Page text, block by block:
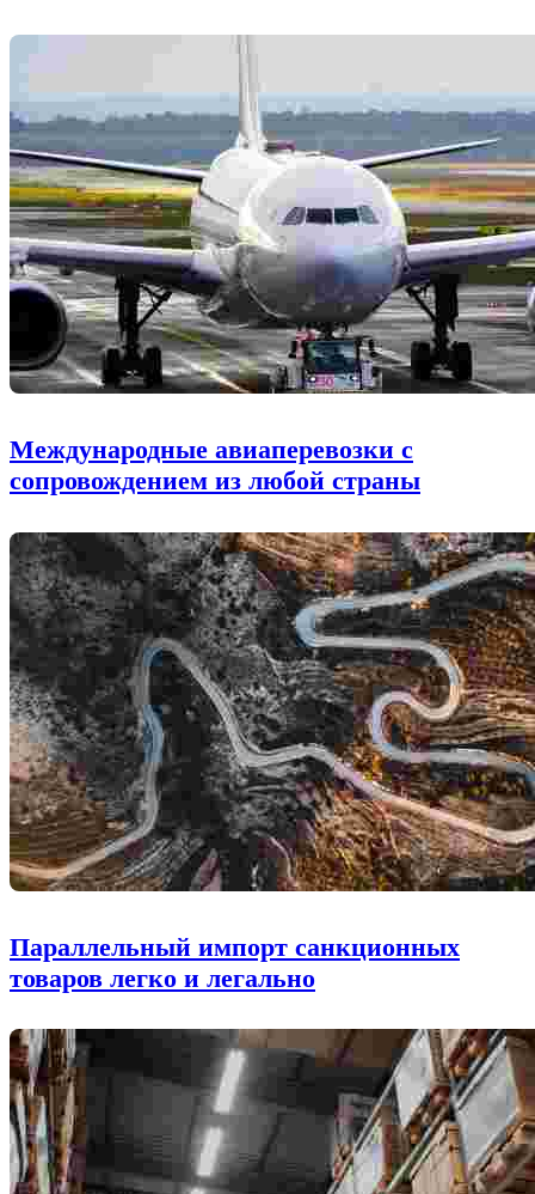
Международные авиаперевозки с
сопровождением из любой страны
Параллельный импорт санкционных
товаров легко и легально